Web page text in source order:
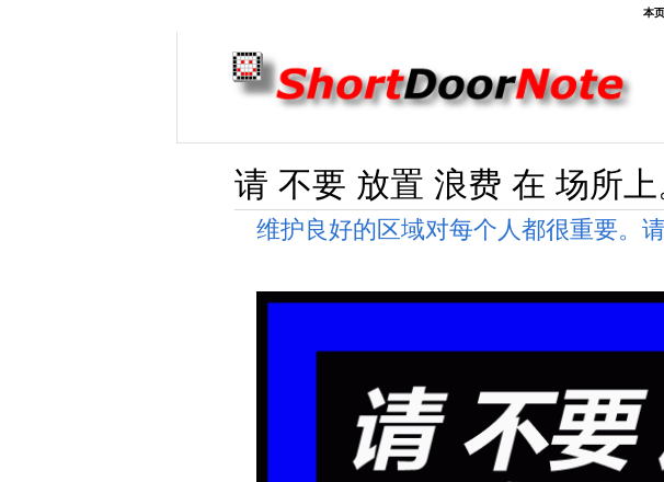
请 不要 放置 浪费 在 场所上
维护良好的区域对每个人都很重要。